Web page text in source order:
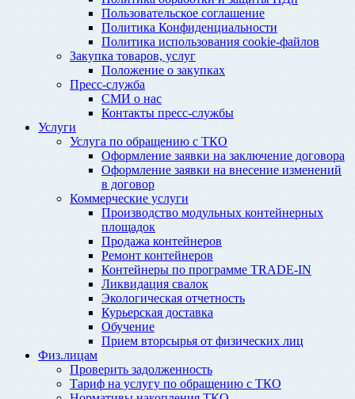
Пользовательское соглашение
Политика Конфиденциальности
Политика использования cookie-файлов
Закупка товаров, услуг
Положение о закупках
Пресс-служба
СМИ о нас
Контакты пресс-службы
Услуги
Услуга по обращению с ТКО
Оформление заявки на заключение договора
Оформление заявки на внесение изменений
в договор
Коммерческие услуги
Производство модульных контейнерных
площадок
Продажа контейнеров
Ремонт контейнеров
Контейнеры по программе TRADE-IN
Ликвидация свалок
Экологическая отчетность
Курьерская доставка
Обучение
Прием вторсырья от физических лиц
Физ.лицам
Проверить задолженность
Тариф на услугу по обращению с ТКО